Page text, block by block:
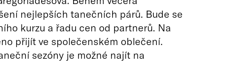
nejlepších tanečních párů. Bude se
kurzu a řadu cen od partnerů. Na
přijít ve společenském oblečení.
sezóny je možné najít na